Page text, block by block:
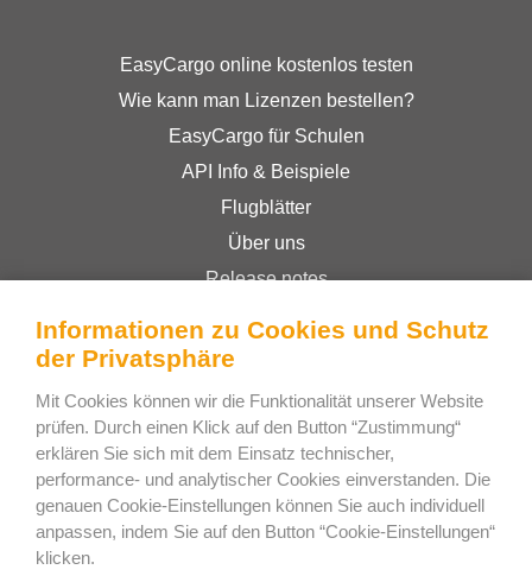
EasyCargo online kostenlos testen
Wie kann man Lizenzen bestellen?
EasyCargo für Schulen
API Info & Beispiele
Flugblätter
Über uns
Release notes
Geschäftsbedingungen
Bee Interactive s.r.o.
U Pekarky 484/1a
180 00 Prague 8 – Liben
Informationen zu Cookies und Schutz
der Privatsphäre
Mit Cookies können wir die Funktionalität unserer Website
prüfen. Durch einen Klick auf den Button “Zustimmung“
erklären Sie sich mit dem Einsatz technischer,
performance- und analytischer Cookies einverstanden. Die
genauen Cookie-Einstellungen können Sie auch individuell
anpassen, indem Sie auf den Button “Cookie-Einstellungen“
klicken.